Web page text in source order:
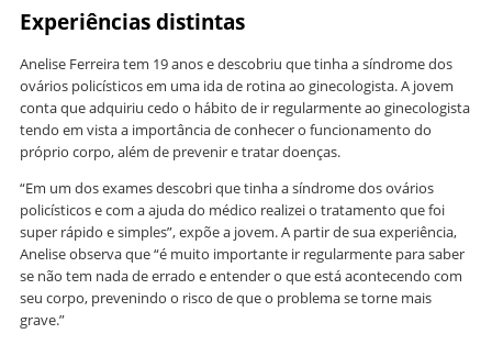
Experiências distintas
Anelise Ferreira tem 19 anos e descobriu que tinha a síndrome dos
ovários policísticos em uma ida de rotina ao ginecologista. A jovem
conta que adquiriu cedo o hábito de ir regularmente ao ginecologista
tendo em vista a importância de conhecer o funcionamento do
próprio corpo, além de prevenir e tratar doenças.
“Em um dos exames descobri que tinha a síndrome dos ovários
policísticos e com a ajuda do médico realizei o tratamento que foi
super rápido e simples”, expõe a jovem. A partir de sua experiência,
Anelise observa que “é muito importante ir regularmente para saber
se não tem nada de errado e entender o que está acontecendo com
seu corpo, prevenindo o risco de que o problema se torne mais
grave.”